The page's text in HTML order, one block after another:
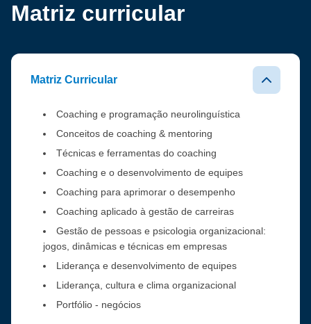
Matriz curricular
Matriz Curricular
Coaching e programação neurolinguística
Conceitos de coaching & mentoring
Técnicas e ferramentas do coaching
Coaching e o desenvolvimento de equipes
Coaching para aprimorar o desempenho
Coaching aplicado à gestão de carreiras
Gestão de pessoas e psicologia organizacional:
jogos, dinâmicas e técnicas em empresas
Liderança e desenvolvimento de equipes
Liderança, cultura e clima organizacional
Portfólio - negócios